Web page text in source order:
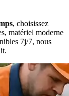
, choisissez
matériel moderne
7j/7, nous